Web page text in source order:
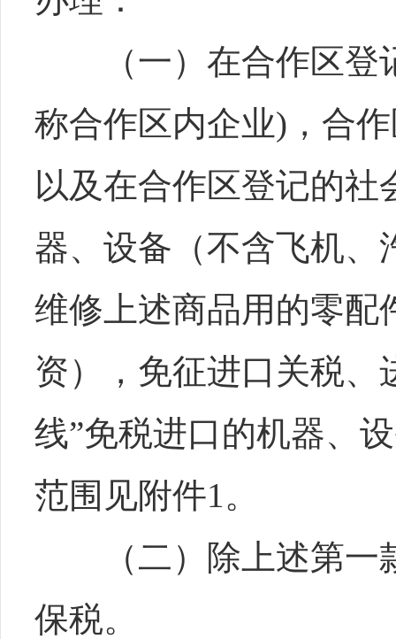
（一）在合作区登记
称合作区内企业)，合
以及在合作区登记的
器、设备（不含飞机、
维修上述商品用的零配
资），免征进口关税、
线”免税进口的机器、
范围见附件1。
（二）除上述第一款
保税。